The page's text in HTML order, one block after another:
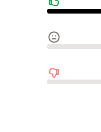
सकारात्मक रिव्यू
न्यूट्रल रिव्यू
नकारात्मक रिव्यू